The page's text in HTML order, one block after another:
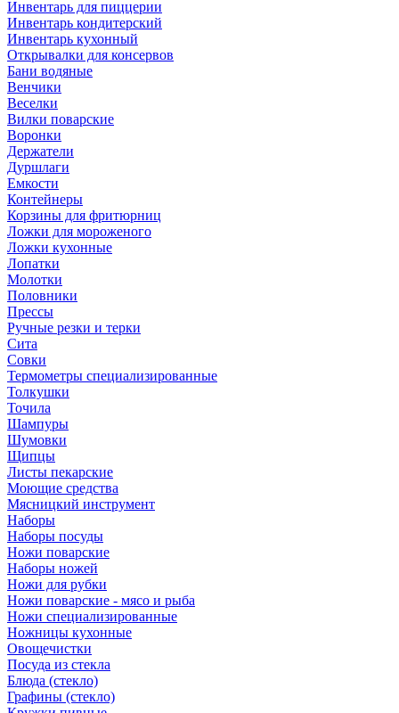
Инвентарь для пиццерии
Инвентарь кондитерский
Инвентарь кухонный
Открывалки для консервов
Бани водяные
Венчики
Веселки
Вилки поварские
Воронки
Держатели
Дуршлаги
Емкости
Контейнеры
Корзины для фритюрниц
Ложки для мороженого
Ложки кухонные
Лопатки
Молотки
Половники
Прессы
Ручные резки и терки
Сита
Совки
Термометры специализированные
Толкушки
Точила
Шампуры
Шумовки
Щипцы
Листы пекарские
Моющие средства
Мясницкий инструмент
Наборы
Наборы посуды
Ножи поварские
Наборы ножей
Ножи для рубки
Ножи поварские - мясо и рыба
Ножи специализированные
Ножницы кухонные
Овощечистки
Посуда из стекла
Блюда (стекло)
Графины (стекло)